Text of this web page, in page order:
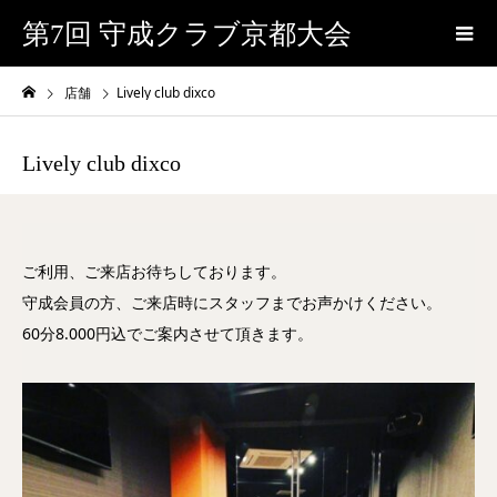
第7回 守成クラブ京都大会
店舗 Lively club dixco
Lively club dixco
ご利用、ご来店お待ちしております。
守成会員の方、ご来店時にスタッフまでお声かけください。
60分8.000円込でご案内させて頂きます。